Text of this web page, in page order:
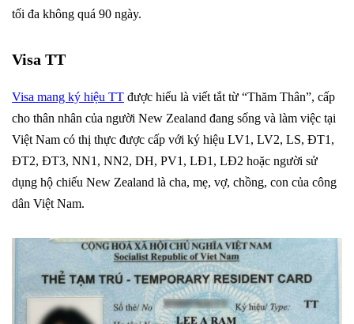
tối đa không quá 90 ngày.
Visa TT
Visa mang ký hiệu TT được hiểu là viết tắt từ “Thăm Thân”, cấp
cho thân nhân của người New Zealand đang sống và làm việc tại
Việt Nam có thị thực được cấp với ký hiệu LV1, LV2, LS, ĐT1,
ĐT2, ĐT3, NN1, NN2, DH, PV1, LĐ1, LĐ2 hoặc người sử
dụng hộ chiếu New Zealand là cha, mẹ, vợ, chồng, con của công
dân Việt Nam.